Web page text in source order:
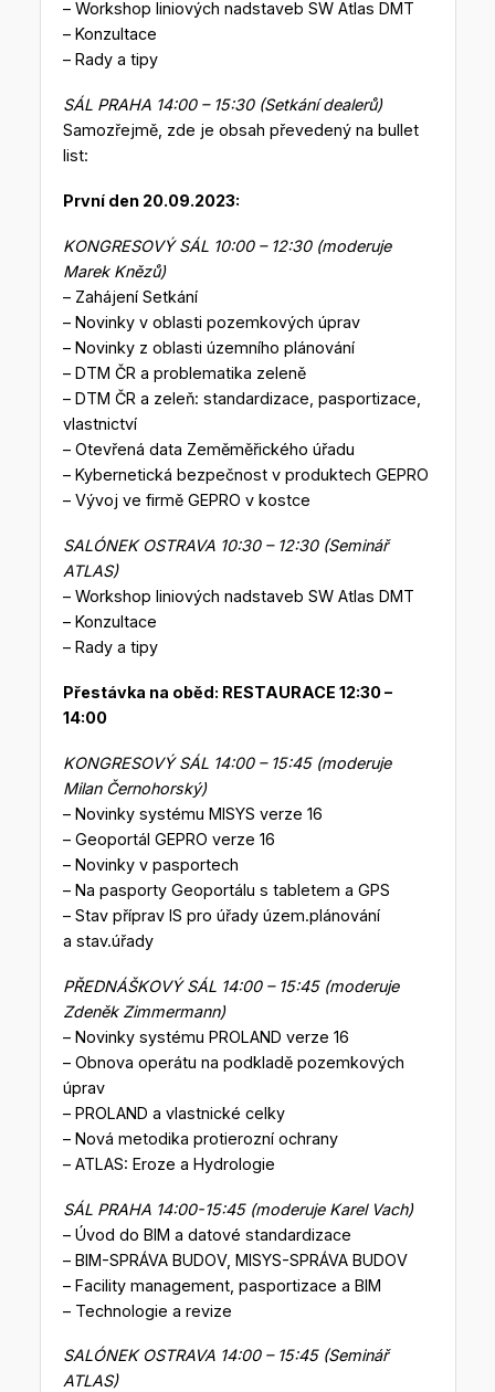
– Workshop liniových nadstaveb SW Atlas DMT
– Konzultace
– Rady a tipy
SÁL PRAHA 14:00 – 15:30 (Setkání dealerů)
Samozřejmě, zde je obsah převedený na bullet
list:
První den 20.09.2023:
KONGRESOVÝ SÁL 10:00 – 12:30 (moderuje
Marek Knězů)
– Zahájení Setkání
– Novinky v oblasti pozemkových úprav
– Novinky z oblasti územního plánování
– DTM ČR a problematika zeleně
– DTM ČR a zeleň: standardizace, pasportizace,
vlastnictví
– Otevřená data Zeměměřického úřadu
– Kybernetická bezpečnost v produktech GEPRO
– Vývoj ve firmě GEPRO v kostce
SALÓNEK OSTRAVA 10:30 – 12:30 (Seminář
ATLAS)
– Workshop liniových nadstaveb SW Atlas DMT
– Konzultace
– Rady a tipy
Přestávka na oběd: RESTAURACE 12:30 –
14:00
KONGRESOVÝ SÁL 14:00 – 15:45 (moderuje
Milan Černohorský)
– Novinky systému MISYS verze 16
– Geoportál GEPRO verze 16
– Novinky v pasportech
– Na pasporty Geoportálu s tabletem a GPS
– Stav příprav IS pro úřady územ.plánování
a stav.úřady
PŘEDNÁŠKOVÝ SÁL 14:00 – 15:45 (moderuje
Zdeněk Zimmermann)
– Novinky systému PROLAND verze 16
– Obnova operátu na podkladě pozemkových
úprav
– PROLAND a vlastnické celky
– Nová metodika protierozní ochrany
– ATLAS: Eroze a Hydrologie
SÁL PRAHA 14:00-15:45 (moderuje Karel Vach)
– Úvod do BIM a datové standardizace
– BIM-SPRÁVA BUDOV, MISYS-SPRÁVA BUDOV
– Facility management, pasportizace a BIM
– Technologie a revize
SALÓNEK OSTRAVA 14:00 – 15:45 (Seminář
ATLAS)